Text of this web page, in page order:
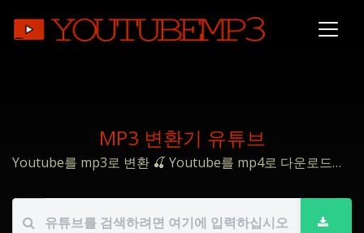
MP3 변환기 유튜브
Youtube를 mp3로 변환 🍒 Youtube를 mp4로 다운로드하십시오.